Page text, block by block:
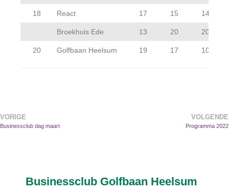
18 React 17 15 14
Broekhuis Ede 13 20 20
20 Golfbaan Heelsum 19 17 10
VORIGE
Businessclub dag maart
VOLGENDE
Programma 2022
Businessclub Golfbaan Heelsum